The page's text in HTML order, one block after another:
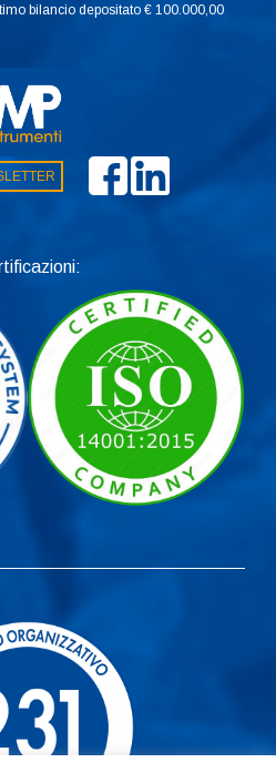
bilancio depositato € 100.000,00